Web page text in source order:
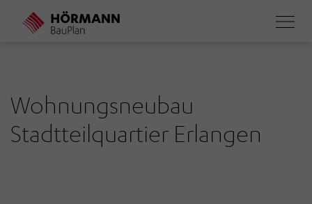
Direkt
Wohnungsneubau
Stadtteilquartier Erlangen